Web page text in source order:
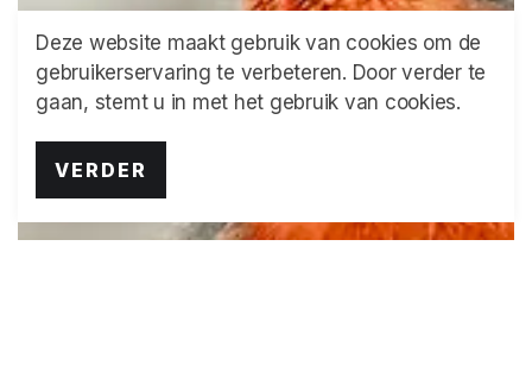
Deze website maakt gebruik van cookies om de
gebruikerservaring te verbeteren. Door verder te
gaan, stemt u in met het gebruik van cookies.
VERDER